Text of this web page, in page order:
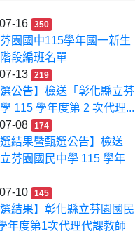
16 350
園國中115學年國一新生
段編班名單
13
219
選公告】檢送「彰化縣立芬
115 學年度第 2 次代理...
08
174
選結果暨甄選公告】檢送
立芬園國民中學 115 學年
10
145
選結果】彰化縣立芬園國民
年度第1次代理代課教師